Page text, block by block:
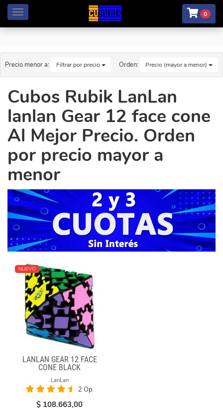
Menú 0
Precio menor a: Filtrar por precio Orden: Precio (mayor a menor)
Cubos Rubik LanLan
lanlan Gear 12 face cone
Al Mejor Precio. Orden
por precio mayor a
menor
NUEVO
LANLAN GEAR 12 FACE
CONE BLACK
LanLan
2 Op.
$ 108.663,00